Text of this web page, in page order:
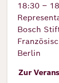
18:30 –
Bosch
Berlin
Zur